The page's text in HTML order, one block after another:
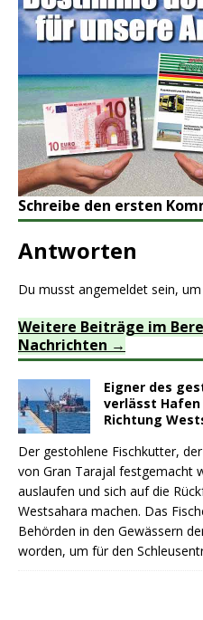
Schreibe den ersten
Antworten
Du musst angemeldet sein,
Weitere Beiträge im
Nachrichten
Eigner des
verlässt
Richtung
Der gestohlene Fischkutter,
von Gran Tarajal festgemacht
auslaufen und sich auf die
Westsahara machen. Das
Behörden in den Gewässern
worden, um für den